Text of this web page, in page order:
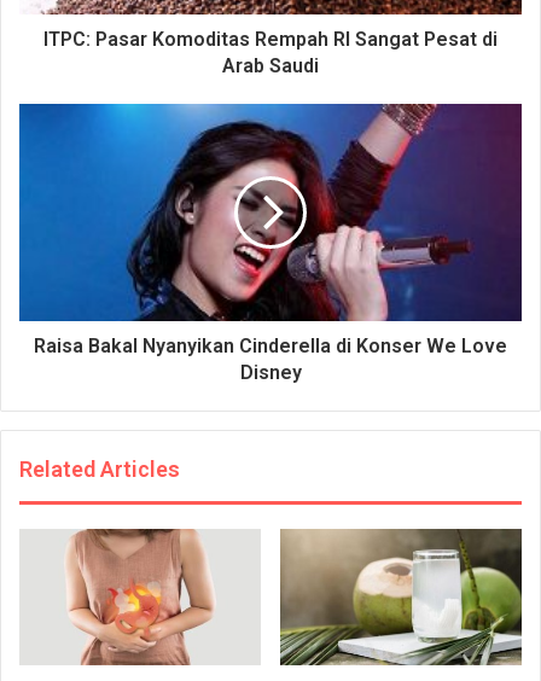
ITPC: Pasar Komoditas Rempah RI Sangat Pesat di
Arab Saudi
Raisa Bakal Nyanyikan Cinderella di Konser We Love
Disney
Related Articles